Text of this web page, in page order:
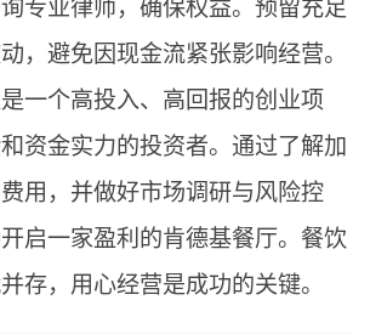
专业律师，确保权益。预留充足
，避免因现金流紧张影响经营。
个高投入、高回报的创业项
资金实力的投资者。通过了解加
用，并做好市场调研与风险控
启一家盈利的肯德基餐厅。餐饮
存，用心经营是成功的关键。